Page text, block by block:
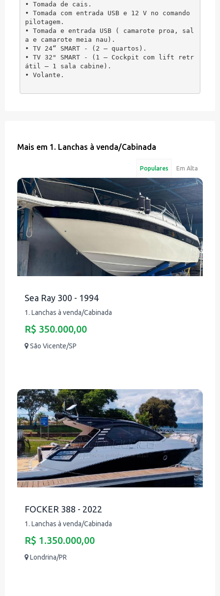
• Tomada de cais.
• Tomada com entrada USB e 12 V no comando
pilotagem.
• Tomada e entrada USB ( camarote proa, sal
a e camarote meia nau).
• TV 24“ SMART - (2 – quartos).
• TV 32" SMART - (1 – Cockpit com lift retr
átil – 1 sala cabine).
• Volante.
Mais em 1. Lanchas à venda/Cabinada
Populares Em Alta
Sea Ray 300 - 1994
1. Lanchas à venda/Cabinada
R$ 350.000,00
São Vicente/SP
FOCKER 388 - 2022
1. Lanchas à venda/Cabinada
R$ 1.350.000,00
Londrina/PR